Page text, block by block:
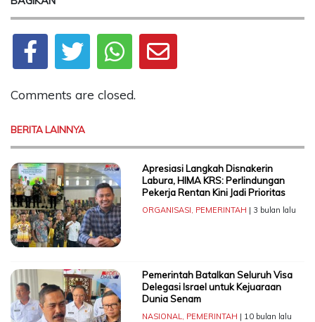
Comments are closed.
BERITA LAINNYA
Apresiasi Langkah Disnakerin
Labura, HIMA KRS: Perlindungan
Pekerja Rentan Kini Jadi Prioritas
ORGANISASI, PEMERINTAH | 3 bulan lalu
Pemerintah Batalkan Seluruh Visa
Delegasi Israel untuk Kejuaraan
Dunia Senam
NASIONAL, PEMERINTAH | 10 bulan lalu